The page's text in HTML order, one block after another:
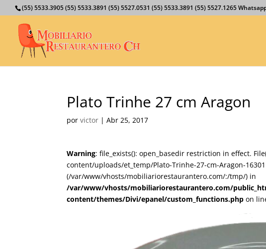
(55) 5533.3905 (55) 5533.3891 (55) 5527.0531 (55) 5533.3891 (55) 5527.1265
Plato Trinhe 27 cm Aragon
porvictor |Abr 25, 2017
Warning: file_exists(): open_basedir restriction in effect.
content/uploads/et_temp/Plato-Trinhe-27-cm-Aragon-
(/var/www/vhosts/mobiliariorestaurantero.com/:/tmp/) in
/var/www/vhosts/mobiliariorestaurantero.com/
content/themes/Divi/epanel/custom_functions.php on